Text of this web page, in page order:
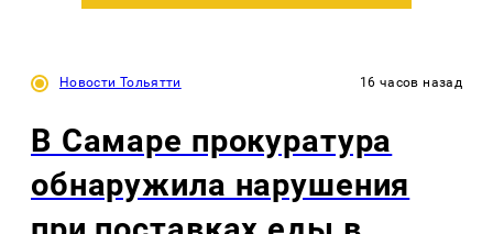
Новости Тольятти 16 часов назад
В Самаре прокуратура
обнаружила нарушения